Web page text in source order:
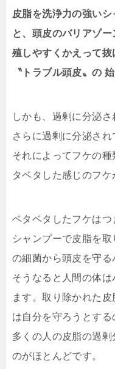
皮脂を洗浄力の強い
と、頭皮のバリアゾ
殖しやすくかえって抜
〝トラブル頭皮〟の
しかも、過剰に分泌
さらに過剰に分泌され
それによってフケの
タベタした感じのフケ
ベタベタしたフケは
シャンプーで皮脂を
の細菌から頭皮を守る
そうなると人間の体
ます。取り除かれた
は自分を守ろうとする
多くの人の皮脂の過
のがほとんどです。